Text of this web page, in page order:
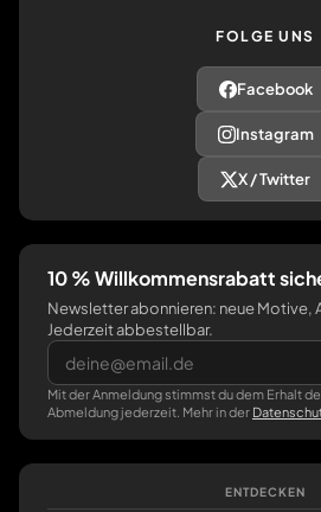
FOLGE UNS
Facebook
Instagram
X / Twitter
10 % Willkommensrabatt
Newsletter abonnieren: neue Motive,
Jederzeit abbestellbar.
Mit der Anmeldung stimmst du dem Erhalt
Abmeldung jederzeit. Mehr in der
ENTDECKEN